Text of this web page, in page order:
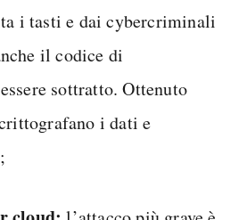
i tasti e dai cybercriminali
il codice di
sottratto. Ottenuto
i dati e